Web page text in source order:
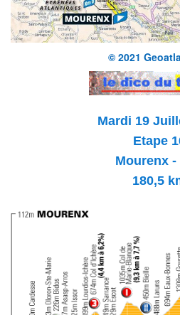
© 2021
Mardi 19
Etape
Mourenx -
180,5